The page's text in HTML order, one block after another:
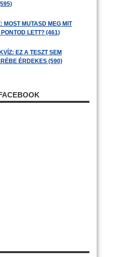
MOST MUTASD MEG MIT
LETT? (461)
EZ A TESZT SEM
ÉRDEKES (590)